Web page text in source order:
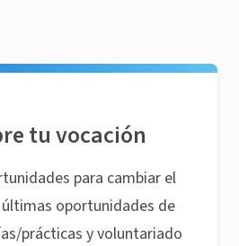
tu vocación
para cambiar el
oportunidades de
prácticas y voluntariado